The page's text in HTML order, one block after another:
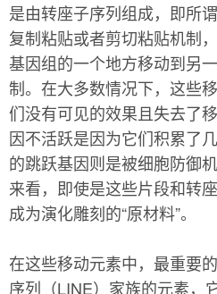
是由转座子序列组成，即所
复制粘贴或者剪切粘贴机制
基因组的一个地方移动到另
制。在大多数情况下，这些
们没有可见的效果且失去了
因不活跃是因为它们积累了
的跳跃基因则是被细胞防御
来看，即使是这些片段和转
成为演化雕刻的“原材料”。
在这些移动元素中，最重要
序列（LINE）家族的元素，